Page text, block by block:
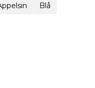
Blå